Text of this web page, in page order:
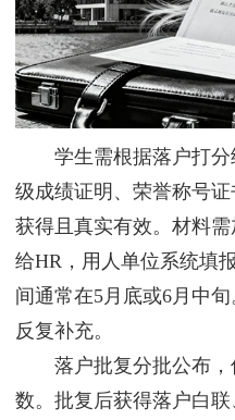
学生需根据落户打分
级成绩证明、荣誉称号
获得且真实有效。材料
给HR，用人单位系统填
间通常在5月底或6月中
反复补充。
落户批复分批公布，
数。批复后获得落户白